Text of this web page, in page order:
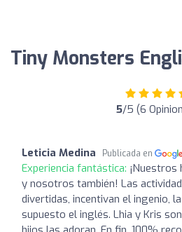
Tiny Monsters
5/5 (6
Leticia Medina Publicada en
Experiencia fantástica: ¡Nuestros
y nosotros también! Las
divertidas, incentivan el ingenio,
supuesto el inglés. Lhia y Kris